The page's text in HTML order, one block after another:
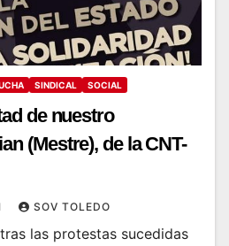
SINDICAL SOCIAL
de nuestro
(Mestre), de la CNT-
SOV TOLEDO
las protestas sucedidas